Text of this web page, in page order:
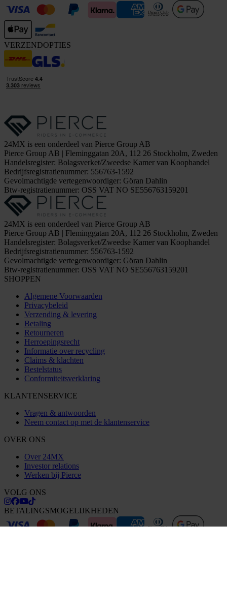
VERZENDOPTIES
24MX is een onderdeel van Pierce Group AB
Pierce Group AB | Fleminggatan 20A, 112 26 Stockholm, Zweden
Handelsregister: Bolagsverket/Zweedse Kamer van Koophandel
Bedrijfsregistratienummer: 556763-1592
Gevolmachtigde vertegenwoordiger: Göran Dahlin
Btw-registratienummer: OSS VAT NO SE556763159201
24MX is een onderdeel van Pierce Group AB
Pierce Group AB | Fleminggatan 20A, 112 26 Stockholm, Zweden
Handelsregister: Bolagsverket/Zweedse Kamer van Koophandel
Bedrijfsregistratienummer: 556763-1592
Gevolmachtigde vertegenwoordiger: Göran Dahlin
Btw-registratienummer: OSS VAT NO SE556763159201
SHOPPEN
Algemene Voorwaarden
Privacybeleid
Verzending & levering
Betaling
Retourneren
Herroepingsrecht
Informatie over recycling
Claims & klachten
Bestelstatus
Conformiteitsverklaring
KLANTENSERVICE
Vragen & antwoorden
Neem contact op met de klantenservice
OVER ONS
Over 24MX
Investor relations
Werken bij Pierce
VOLG ONS
BETALINGSMOGELIJKHEDEN